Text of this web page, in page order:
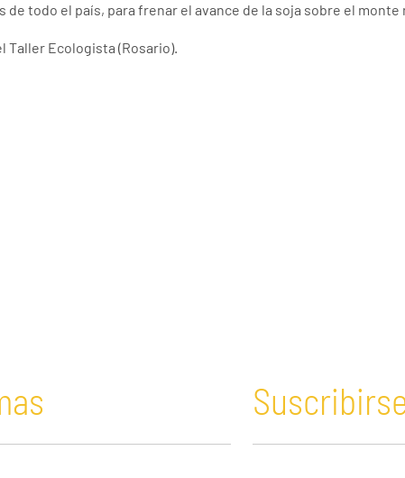
de todo el país, para frenar el avance de la soja sobre el monte
Taller Ecologista (Rosario).